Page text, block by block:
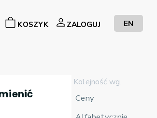
KOSZYK ZALOGUJ EN
Kolejność wg.
Ceny